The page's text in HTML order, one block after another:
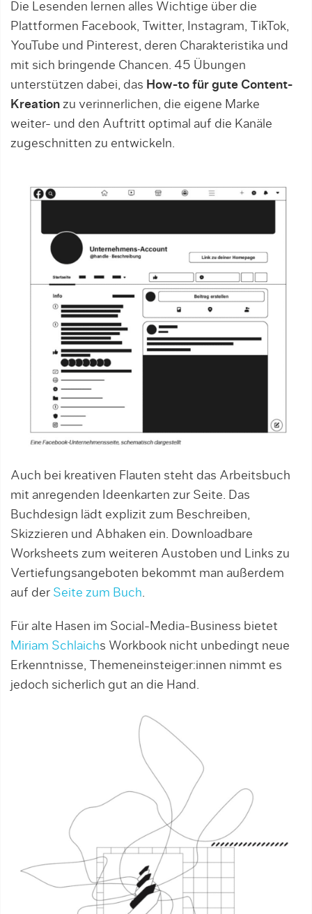
Die Lesenden lernen alles Wichtige über die
Plattformen Facebook, Twitter, Instagram, TikTok,
YouTube und Pinterest, deren Charakteristika und
mit sich bringende Chancen. 45 Übungen
unterstützen dabei, das How-to für gute Content-
Kreation zu verinnerlichen, die eigene Marke
weiter- und den Auftritt optimal auf die Kanäle
zugeschnitten zu entwickeln.
Auch bei kreativen Flauten steht das Arbeitsbuch
mit anregenden Ideenkarten zur Seite. Das
Buchdesign lädt explizit zum Beschreiben,
Skizzieren und Abhaken ein. Downloadbare
Worksheets zum weiteren Austoben und Links zu
Vertiefungsangeboten bekommt man außerdem
auf der Seite zum Buch.
Für alte Hasen im Social-Media-Business bietet
Miriam Schlaichs Workbook nicht unbedingt neue
Erkenntnisse, Themeneinsteiger:innen nimmt es
jedoch sicherlich gut an die Hand.